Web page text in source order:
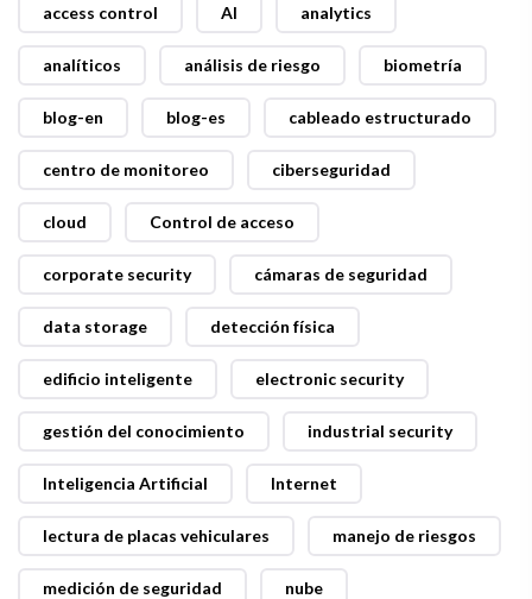
access control AI analytics
analíticos análisis de riesgo biometría
blog-en blog-es cableado estructurado
centro de monitoreo ciberseguridad
cloud Control de acceso
corporate security cámaras de seguridad
data storage detección física
edificio inteligente electronic security
gestión del conocimiento industrial security
Inteligencia Artificial Internet
lectura de placas vehiculares manejo de riesgos
medición de seguridad nube